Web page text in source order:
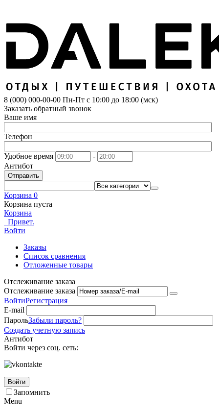
8 (000) 000-00-00 Пн-Пт с 10:00 до 18:00 (мск)
Заказать обратный звонок
Ваше имя
Телефон
Удобное время
-
Антибот
Отправить
Корзина 0
Корзина пуста
Корзина
Привет.
Войти
Заказы
Список сравнения
Отложенные товары
Отслеживание заказа
Отслеживание заказа
ВойтиРегистрация
E-mail
ПарольЗабыли пароль?
Создать учетную запись
Антибот
Войти через соц. сеть:
Войти
Запомнить
Menu